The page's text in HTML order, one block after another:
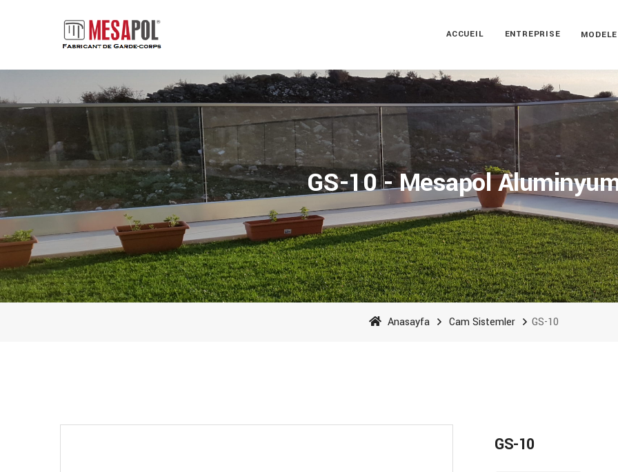
ACCUEIL ENTREPRISE
GS-10 - Mesapol
Anasayfa Cam Sistemler GS-10
GS-10